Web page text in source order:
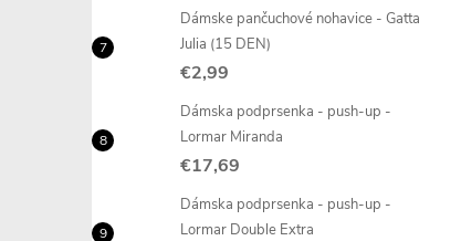
Dámske pančuchové nohavice - Gatta
Julia (15 DEN)
€2,99
Dámska podprsenka - push-up -
Lormar Miranda
€17,69
Dámska podprsenka - push-up -
Lormar Double Extra